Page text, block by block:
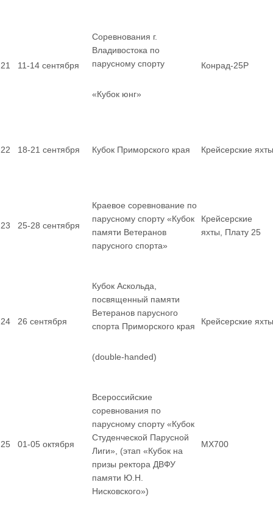
21 11-14 сентября
Соревнования г.
Владивостока по
парусному спорту
«Кубок юнг»
Конрад-25Р
22 18-21 сентября Кубок Приморского края Крейсерские яхты
23 25-28 сентября
Краевое соревнование по
парусному спорту «Кубок
памяти Ветеранов
парусного спорта»
Крейсерские
яхты, Плату 25
24 26 сентября
Кубок Аскольда,
посвященный памяти
Ветеранов парусного
спорта Приморского края
(double-handed)
Крейсерские яхты
25 01-05 октября
Всероссийские
соревнования по
парусному спорту «Кубок
Студенческой Парусной
Лиги», (этап «Кубок на
призы ректора ДВФУ
памяти Ю.Н.
Нисковского»)
MX700